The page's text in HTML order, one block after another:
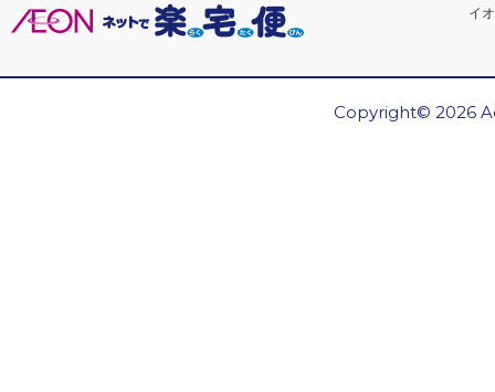
イ
Copyright© 2026